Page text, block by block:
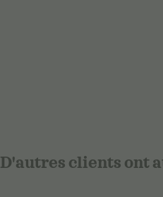
D'autres clients ont